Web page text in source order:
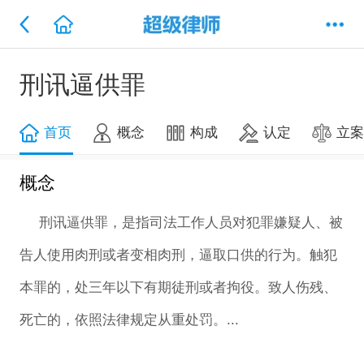
刑讯逼供罪
首页 概念 构成 认定 立
概念
刑讯逼供罪，是指司法工作人员对犯罪嫌疑人、被
告人使用肉刑或者变相肉刑，逼取口供的行为。触犯
本罪的，处三年以下有期徒刑或者拘役。致人伤残、
死亡的，依照法律规定从重处罚。...